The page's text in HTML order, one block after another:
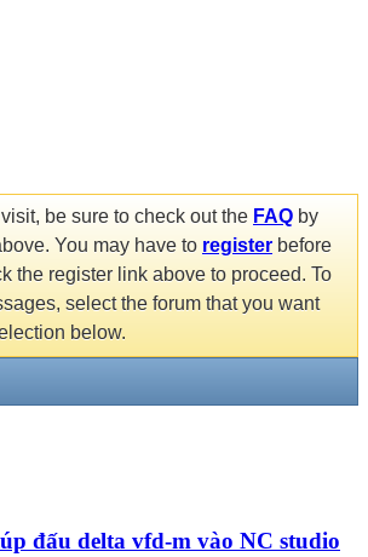
be sure to check out the FAQ by
You may have to register before
the register link above to proceed. To
select the forum that you want
below.
đấu delta vfd-m vào NC studio